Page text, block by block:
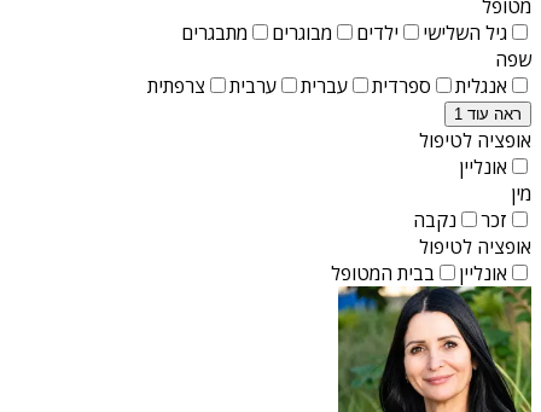
מטופל
גיל השלישי
ילדים מבוגרים
מתבגרים
שפה
אנגלית
ספרדית עברית ערבית צרפתית
ראה עוד 1
אופציה לטיפול
אונליין
מין
זכר
נקבה
אופציה לטיפול
אונליין
בבית המטופל